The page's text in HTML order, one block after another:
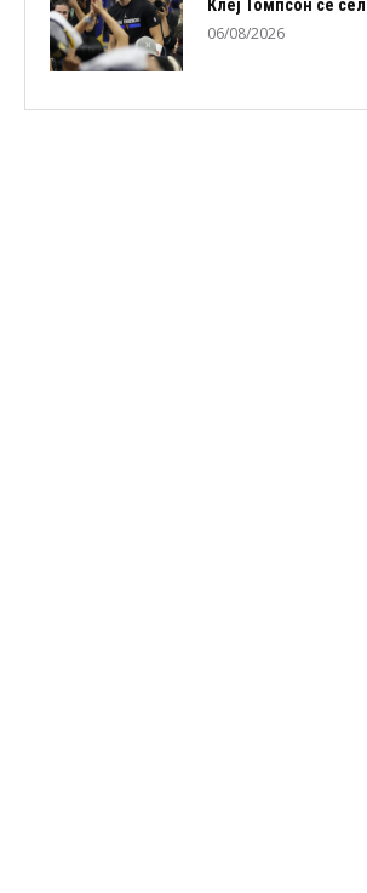
Клеј Томпсон се
06/08/2026